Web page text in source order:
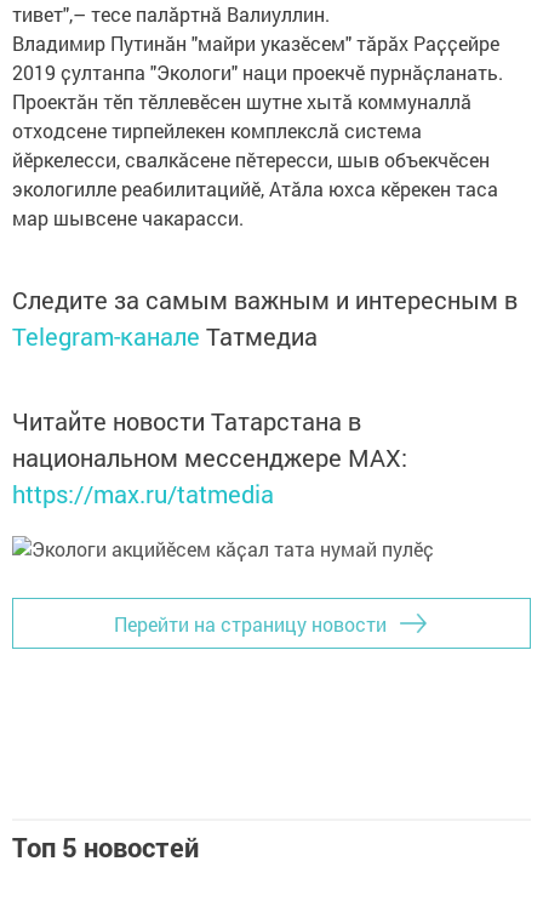
тивет",– тесе палӑртнӑ Валиуллин.
Владимир Путинӑн "майри указӗсем" тӑрӑх Раҫҫейре
2019 ҫултанпа "Экологи" наци проекчӗ пурнӑҫланать.
Проектӑн тӗп тӗллевӗсен шутне хытӑ коммуналлӑ
отходсене тирпейлекен комплекслӑ система
йӗркелесси, свалкӑсене пӗтересси, шыв объекчӗсен
экологилле реабилитацийӗ, Атӑла юхса кӗрекен таса
мар шывсене чакарасси.
Следите за самым важным и интересным в
Telegram-канале Татмедиа
Читайте новости Татарстана в
национальном мессенджере MАХ:
https://max.ru/tatmedia
Перейти на страницу новости
Топ 5 новостей